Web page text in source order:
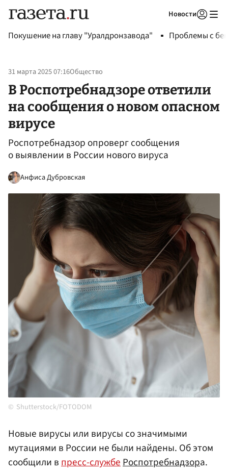
Новости
Покушение на главу "Уралдронзавода" Проблемы с
31 марта 2025 07:16Общество
В Роспотребнадзоре ответили
на сообщения о новом опасном
вирусе
Роспотребнадзор опроверг сообщения
о выявлении в России нового вируса
Анфиса Дубровская
Shutterstock/FOTODOM
Новые вирусы или вирусы со значимыми
мутациями в России не были найдены. Об этом
сообщили впресс-службеРоспотребнадзора.